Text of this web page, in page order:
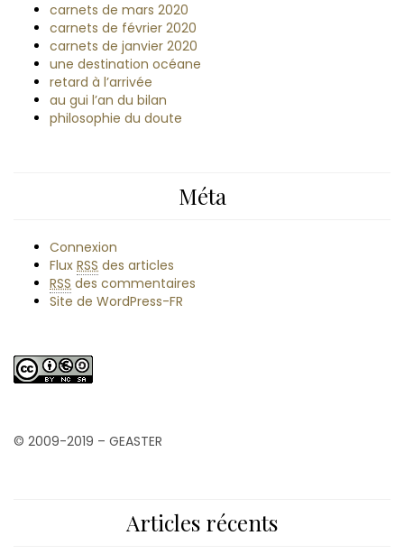
carnets de mars 2020
carnets de février 2020
carnets de janvier 2020
une destination océane
retard à l’arrivée
au gui l’an du bilan
philosophie du doute
Méta
Connexion
Flux RSS des articles
RSS des commentaires
Site de WordPress-FR
© 2009-2019 – GEASTER
Articles récents